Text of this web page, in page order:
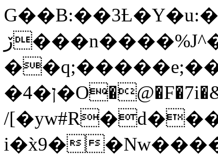
ڒ���n����%J^�}
/
i�x̀9�